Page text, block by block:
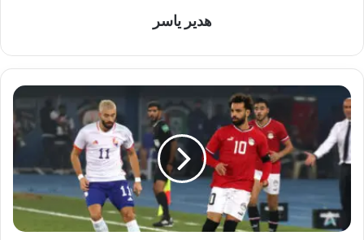
هدير ياسر
موعد
مباراة
منتخب
مصر
أمام
منتخب
بلجيكا
بالمونديال